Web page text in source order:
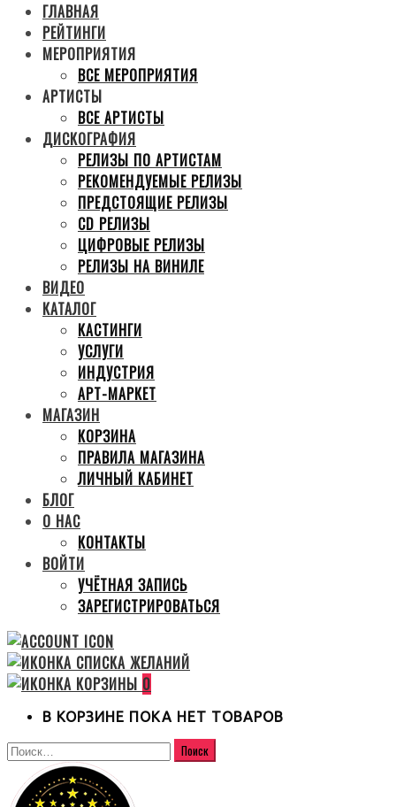
ГЛАВНАЯ
РЕЙТИНГИ
МЕРОПРИЯТИЯ
ВСЕ МЕРОПРИЯТИЯ
АРТИСТЫ
ВСЕ АРТИСТЫ
ДИСКОГРАФИЯ
РЕЛИЗЫ ПО АРТИСТАМ
РЕКОМЕНДУЕМЫЕ РЕЛИЗЫ
ПРЕДСТОЯЩИЕ РЕЛИЗЫ
CD РЕЛИЗЫ
ЦИФРОВЫЕ РЕЛИЗЫ
РЕЛИЗЫ НА ВИНИЛЕ
ВИДЕО
КАТАЛОГ
КАСТИНГИ
УСЛУГИ
ИНДУСТРИЯ
АРТ-МАРКЕТ
МАГАЗИН
КОРЗИНА
ПРАВИЛА МАГАЗИНА
ЛИЧНЫЙ КАБИНЕТ
БЛОГ
О НАС
КОНТАКТЫ
ВОЙТИ
УЧЁТНАЯ ЗАПИСЬ
ЗАРЕГИСТРИРОВАТЬСЯ
0
В КОРЗИНЕ ПОКА НЕТ ТОВАРОВ